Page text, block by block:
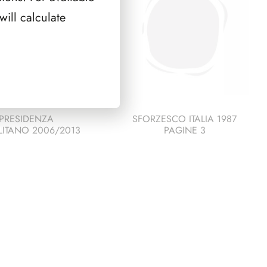
XV
quantità
PRESIDENZA
2006/2013
SFORZESCO ITALIA 1987
PAGINE 3
calculate